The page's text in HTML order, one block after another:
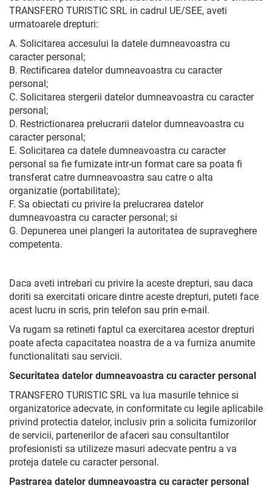
TRANSFERO TURISTIC SRL in cadrul UE/SEE, aveti
urmatoarele drepturi:
A. Solicitarea accesului la datele dumneavoastra cu
caracter personal;
B. Rectificarea datelor dumneavoastra cu caracter
personal;
C. Solicitarea stergerii datelor dumneavoastra cu caracter
personal;
D. Restrictionarea prelucrarii datelor dumneavoastra cu
caracter personal;
E. Solicitarea ca datele dumneavoastra cu caracter
personal sa fie furnizate intr-un format care sa poata fi
transferat catre dumneavoastra sau catre o alta
organizatie (portabilitate);
F. Sa obiectati cu privire la prelucrarea datelor
dumneavoastra cu caracter personal; si
G. Depunerea unei plangeri la autoritatea de supraveghere
competenta.
Daca aveti intrebari cu privire la aceste drepturi, sau daca
doriti sa exercitati oricare dintre aceste drepturi, puteti face
acest lucru in scris, prin telefon sau prin e-mail.
Va rugam sa retineti faptul ca exercitarea acestor drepturi
poate afecta capacitatea noastra de a va furniza anumite
functionalitati sau servicii.
Securitatea datelor dumneavoastra cu caracter personal
TRANSFERO TURISTIC SRL va lua masurile tehnice si
organizatorice adecvate, in conformitate cu legile aplicabile
privind protectia datelor, inclusiv prin a solicita furnizorilor
de servicii, partenerilor de afaceri sau consultantilor
profesionisti sa utilizeze masuri adecvate pentru a va
proteja datele cu caracter personal.
Pastrarea datelor dumneavoastra cu caracter personal